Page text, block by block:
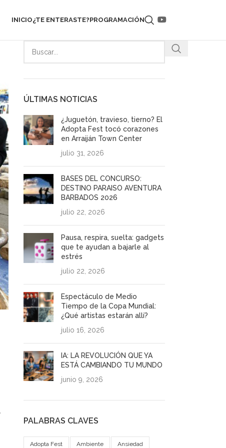
INICIO¿TE ENTERASTE?PROGRAMACIÓN
ÚLTIMAS NOTICIAS
¿Juguetón, travieso, tierno? El
Adopta Fest tocó corazones
en Arraiján Town Center
julio 31, 2026
BASES DEL CONCURSO:
DESTINO PARAISO AVENTURA
BARBADOS 2026
julio 22, 2026
Pausa, respira, suelta: gadgets
que te ayudan a bajarle al
estrés
julio 22, 2026
Espectáculo de Medio
Tiempo de la Copa Mundial:
¿Qué artistas estarán allí?
julio 16, 2026
IA: LA REVOLUCIÓN QUE YA
ESTÁ CAMBIANDO TU MUNDO
junio 9, 2026
PALABRAS CLAVES
Adopta Fest Ambiente Ansiedad